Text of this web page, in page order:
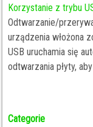
Korzystanie z trybu
Odtwarzanie/
urządzenia włożona
USB uruchamia się
odtwarzania płyty,
Categorie